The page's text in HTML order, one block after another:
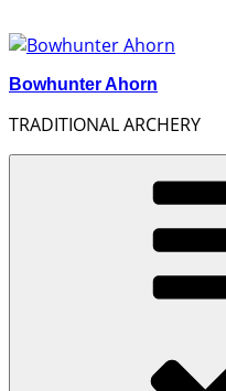
Inhalt
Bowhunter Ahorn
TRADITIONAL ARCHERY